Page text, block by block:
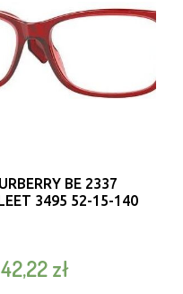
BE 2337
3495 52-15-140
zł